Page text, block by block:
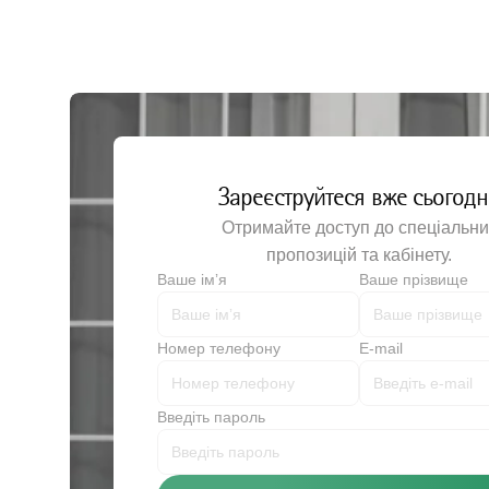
Зареєструйтеся вже
Отримайте доступ до
пропозицій та кабінету.
Ваше імʼя Ваше прізвище
Номер телефону E-mail
Введіть пароль